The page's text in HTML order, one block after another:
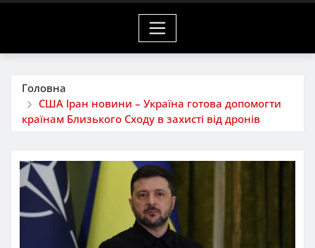
Головна
США Іран новини – Україна готова допомогти
країнам Близького Сходу в захисті від дронів